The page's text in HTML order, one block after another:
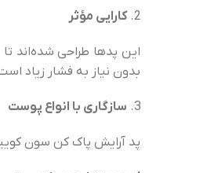
کارایی مؤثر
این پدها طراحی شده‌اند
بدون نیاز به فشار زیاد
سازگاری با انواع پوست
پد آرایش پاک کن سون